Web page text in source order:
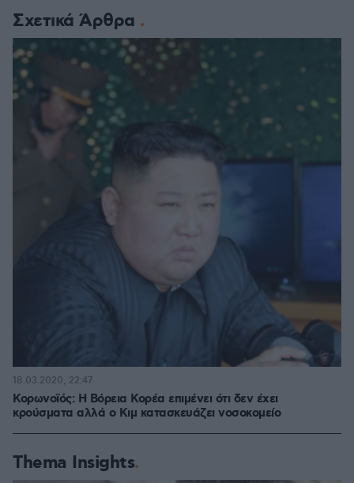
Σχετικά Άρθρα
Κορωνοϊός: Η Βόρεια Κορέα επιμένει ότι δεν έχει
κρούσματα αλλά ο Κιμ κατασκευάζει νοσοκομείο
18.03.2020, 22:47
Thema Insights